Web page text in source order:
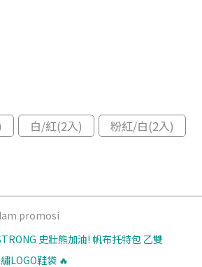
白/紅(2入) 粉紅/白(2入)
promosi
史壯熊加油! 帆布托特包 乙雙
LOGO鞋袋 🔥